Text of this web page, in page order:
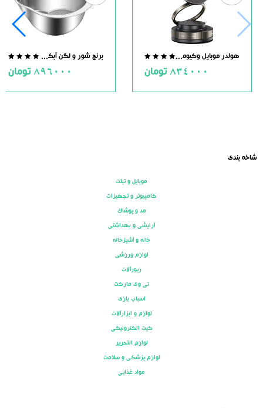
out
هولدر موبایل وکیومی مگنت دار
834000 تومان
برنج شور و لگن آبکش دار استیل
896000 تومان
شاخه بندی
موبایل و تبلت
کامپیوتر و تجهیزات
مد و پوشاک
آرایشی و بهداشتی
خانه و آشپزخانه
لوازم ورزشی
زیورآلات
تی وی مارکت
اسباب بازی
لوازم و ابزارآلات
کیت الکترونیکی
لوازم التحریر
لوازم پزشکی و سلامت
مواد غذایی